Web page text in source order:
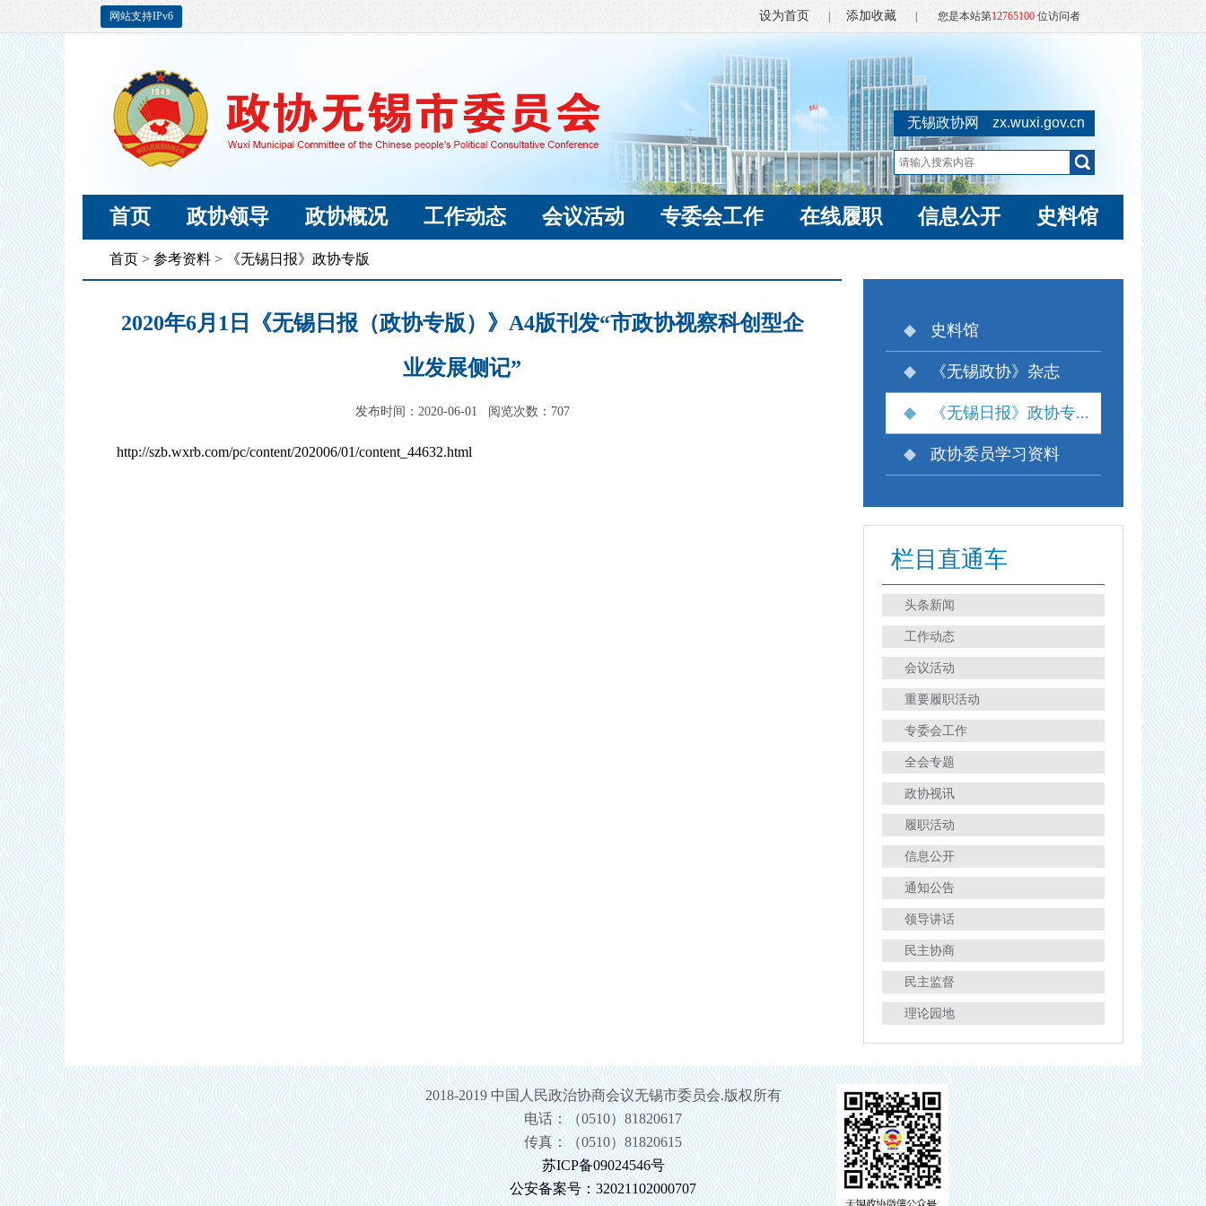
网站支持IPv6 设为首页 添加收藏 您是本站第12765100 位访问者
无锡政协网 zx.wuxi.gov.cn
首页 政协领导 政协概况 工作动态 会议活动 专委会工作 在线履职 信息公开 史料馆
首页 > 参考资料 > 《无锡日报》政协专版
2020年6月1日《无锡日报（政协专版）》A4版刊发“市政协视察科创型企
业发展侧记”
发布时间：2020-06-01 阅览次数： 707
http://szb.wxrb.com/pc/content/202006/01/content_44632.html
史料馆
《无锡政协》杂志
《无锡日报》政协专...
政协委员学习资料
栏目直通车
头条新闻
工作动态
会议活动
重要履职活动
专委会工作
全会专题
政协视讯
履职活动
信息公开
通知公告
领导讲话
民主协商
民主监督
理论园地
2018-2019 中国人民政治协商会议无锡市委员会.版权所有
电话：（0510）81820617
传真：（0510）81820615
苏ICP备09024546号
公安备案号：32021102000707